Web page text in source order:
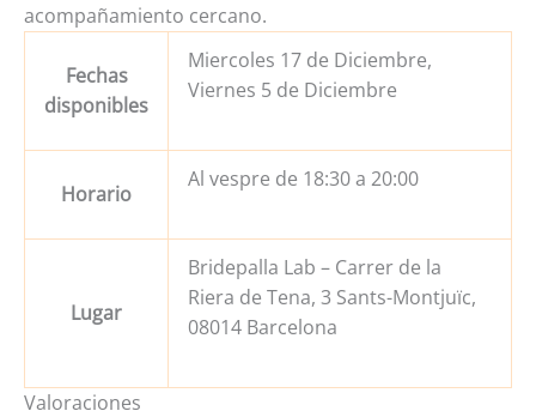
acompañamiento cercano.
Fechas
disponibles
Miercoles 17 de Diciembre,
Viernes 5 de Diciembre
Horario
Al vespre de 18:30 a 20:00
Lugar
Bridepalla Lab – Carrer de la
Riera de Tena, 3 Sants-Montjuïc,
08014 Barcelona
Valoraciones